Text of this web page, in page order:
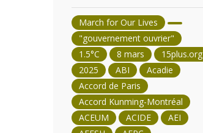
March for Our Lives
"gouvernement ouvrier"
1.5°C
8 mars
15plus.org
2025
ABI
Acadie
Accord de Paris
Accord Kunming-Montréal
ACEUM
ACIDE
AEI